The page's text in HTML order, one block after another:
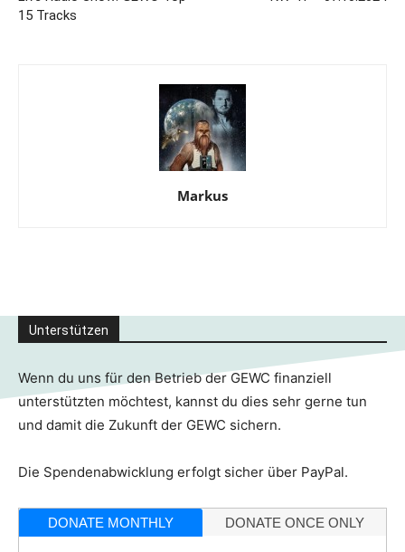
15 Tracks
Markus
Unterstützen
Wenn du uns für den Betrieb der GEWC finanziell
unterstützten möchtest, kannst du dies sehr gerne tun
und damit die Zukunft der GEWC sichern.
Die Spendenabwicklung erfolgt sicher über PayPal.
DONATE MONTHLY DONATE ONCE ONLY